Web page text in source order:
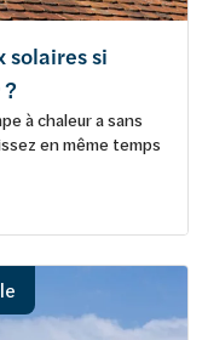
solaires si
à chaleur a sans
en même temps